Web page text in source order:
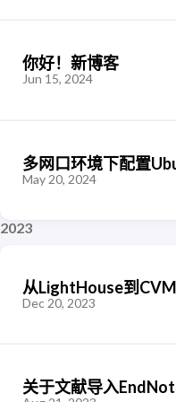
你好！新博客
Jun 15, 2024
多网口环境下配置
May 20, 2024
2023
从LightHouse到CVM
Dec 20, 2023
关于文献导入